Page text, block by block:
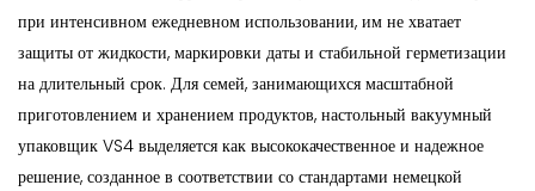
при интенсивном ежедневном использовании, им не хватает
защиты от жидкости, маркировки даты и стабильной герметизации
на длительный срок. Для семей, занимающихся масштабной
приготовлением и хранением продуктов, настольный вакуумный
упаковщик VS4 выделяется как высококачественное и надежное
решение, созданное в соответствии со стандартами немецкой